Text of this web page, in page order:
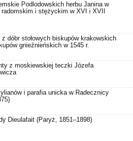
Podlodowskich herbu Janina w
i stężyckim w XVI i XVII
z dóbr stołowych biskupów krakowskich
gnieźnieńskich w 1545 r.
z moskiewskiej teczki Józefa
i parafia unicka w Radecznicy
Dieulafait (Paryż, 1851–1898)